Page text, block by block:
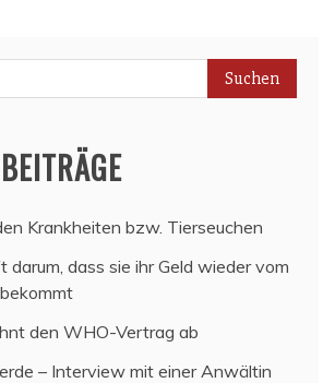
Krankheiten bzw. Tierseuchen
darum, dass sie ihr Geld wieder vom
den WHO-Vertrag ab
– Interview mit einer Anwältin